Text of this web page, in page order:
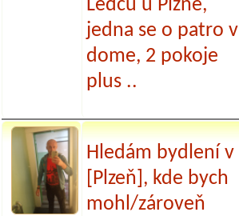
Ledcu u Plzne,
jedna se o patro v
dome, 2 pokoje
plus ..
Hledám bydlení v
[Plzeň], kde bych
mohl/zároveň